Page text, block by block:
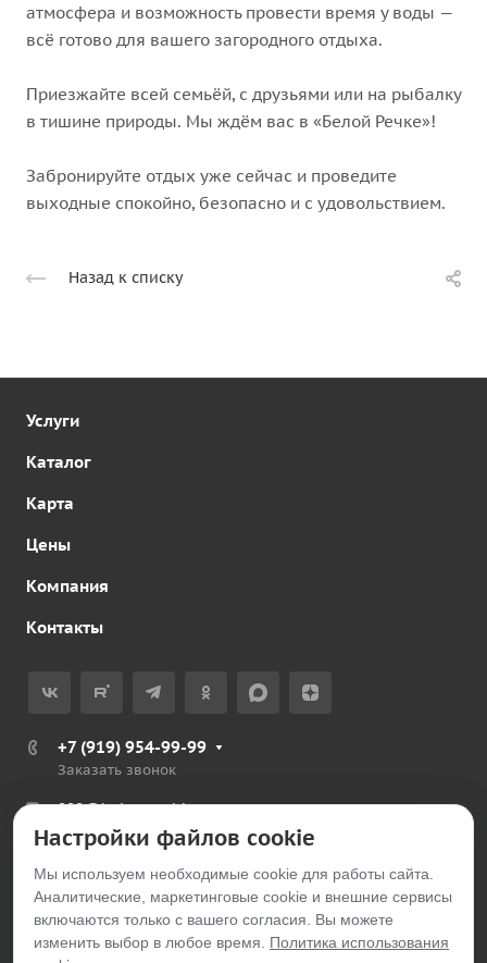
атмосфера и возможность провести время у воды —
всё готово для вашего загородного отдыха.
Приезжайте всей семьёй, с друзьями или на рыбалку
в тишине природы. Мы ждём вас в «Белой Речке»!
Забронируйте отдых уже сейчас и проведите
выходные спокойно, безопасно и с удовольствием.
Назад к списку
Услуги
Каталог
Карта
Цены
Компания
Контакты
+7 (919) 954-99-99
Заказать звонок
999@belayarechka.ru
Тюменская обл., Ялуторовский р-н, с. Петелино
© 2026 belayarechka.ru
Настройки файлов cookie
Мы используем необходимые cookie для работы сайта.
Аналитические, маркетинговые cookie и внешние сервисы
включаются только с вашего согласия. Вы можете
изменить выбор в любое время. Политика использования